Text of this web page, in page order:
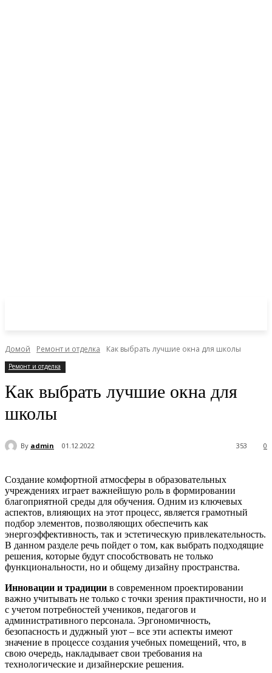
Домой Ремонт и отделка Как выбрать лучшие окна для школы
Ремонт и отделка
Как выбрать лучшие окна для
школы
By admin 01.12.2022 0
353
Создание комфортной атмосферы в образовательных
учреждениях играет важнейшую роль в формировании
благоприятной среды для обучения. Одним из ключевых
аспектов, влияющих на этот процесс, является грамотный
подбор элементов, позволяющих обеспечить как
энергоэффективность, так и эстетическую привлекательность.
В данном разделе речь пойдет о том, как выбрать подходящие
решения, которые будут способствовать не только
функциональности, но и общему дизайну пространства.
Инновации и традиции в современном проектировании
важно учитывать не только с точки зрения практичности, но и
с учетом потребностей учеников, педагогов и
административного персонала. Эргономичность,
безопасность и дуджный уют – все эти аспекты имеют
значение в процессе создания учебных помещений, что, в
свою очередь, накладывает свои требования на
технологические и дизайнерские решения.